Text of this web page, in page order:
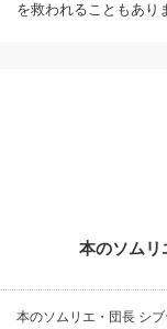
を救われることもあり
本のソムリ
本のソムリエ・団長 シ